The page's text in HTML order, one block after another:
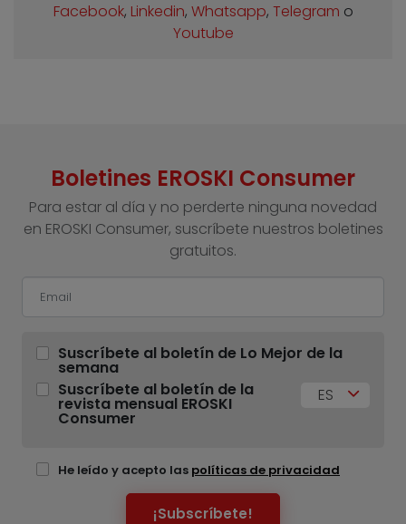
Facebook, Linkedin, Whatsapp, Telegram o
Youtube
Boletines EROSKI Consumer
Para estar al día y no perderte ninguna novedad
en EROSKI Consumer, suscríbete nuestros boletines
gratuitos.
Suscríbete al boletín de Lo Mejor de la
semana
Suscríbete al boletín de la
revista mensual EROSKI
Consumer
ES
He leído y acepto las políticas de privacidad
¡Subscríbete!